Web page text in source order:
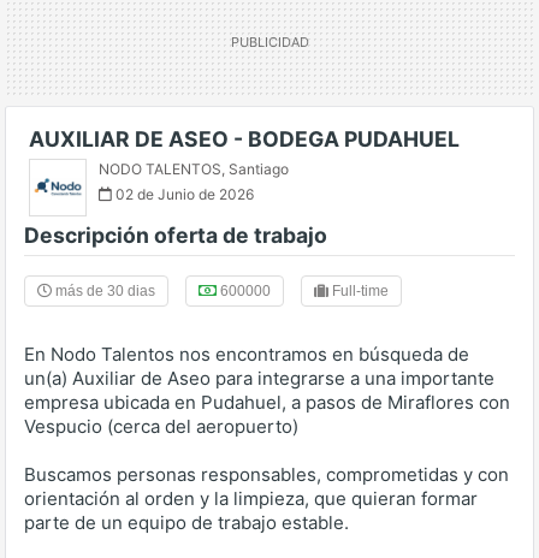
AUXILIAR DE ASEO - BODEGA PUDAHUEL
NODO TALENTOS, Santiago
02 de Junio de 2026
Descripción oferta de trabajo
más de 30 dias 600000 Full-time
En Nodo Talentos nos encontramos en búsqueda de
un(a) Auxiliar de Aseo para integrarse a una importante
empresa ubicada en Pudahuel, a pasos de Miraflores con
Vespucio (cerca del aeropuerto)
Buscamos personas responsables, comprometidas y con
orientación al orden y la limpieza, que quieran formar
parte de un equipo de trabajo estable.